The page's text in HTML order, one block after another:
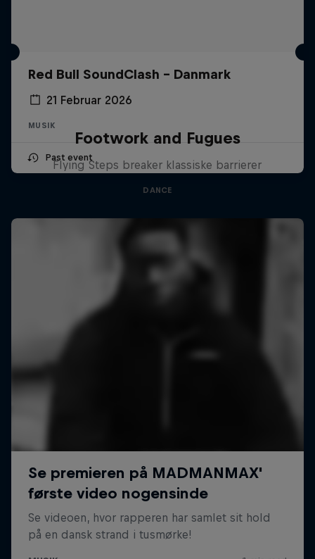
Red Bull SoundClash - Danmark
21 Februar 2026
MUSIK
Past event
Footwork and Fugues
Flying Steps breaker klassiske barrierer
DANCE